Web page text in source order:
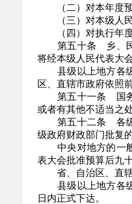
（二）对本年度预
（三）对本级人民
（四）对执行年度
第五十条 乡、民族
将经本级人民代表大
县级以上地方各级
区、直辖市政府依照
第五十一条 国务院
或者有其他不适当之
第五十二条 各级预
级政府财政部门批复
中央对地方的一般
表大会批准预算后九
省、自治区、直辖
县级以上地方各级
日内正式下达。